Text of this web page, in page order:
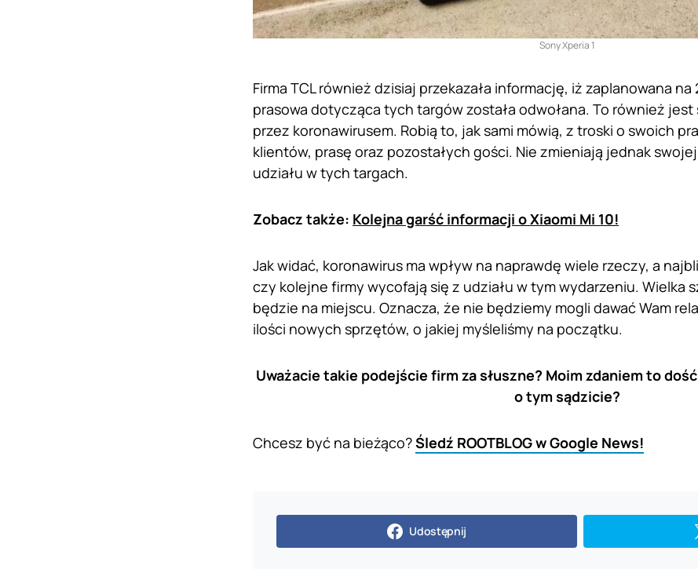
Sony Xperia 1
Firma TCL również dzisiaj przekazała informację, iż zaplanowana
prasowa dotycząca tych targów została odwołana. To również
przez koronawirusem. Robią to, jak sami mówią, z troski o swoich
klientów, prasę oraz pozostałych gości. Nie zmieniają jednak
udziału w tych targach.
Zobacz także: Kolejna garść informacji o Xiaomi Mi 10!
Jak widać, koronawirus ma wpływ na naprawdę wiele rzeczy, a
czy kolejne firmy wycofają się z udziału w tym wydarzeniu. Wielka
będzie na miejscu. Oznacza, że nie będziemy mogli dawać Wam
ilości nowych sprzętów, o jakiej myśleliśmy na początku.
Uważacie takie podejście firm za słuszne? Moim zdaniem to
o tym sądzicie?
Chcesz być na bieżąco?Śledź ROOTBLOG w Google News!
Udostępnij